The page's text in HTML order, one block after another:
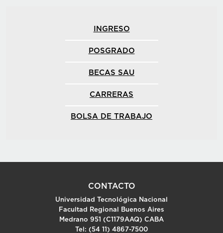
INGRESO
POSGRADO
BECAS SAU
CARRERAS
BOLSA DE TRABAJO
CONTACTO
Universidad Tecnológica Nacional
Facultad Regional Buenos Aires
Medrano 951 (C1179AAQ) CABA
Tel: (54 11) 4867-7500